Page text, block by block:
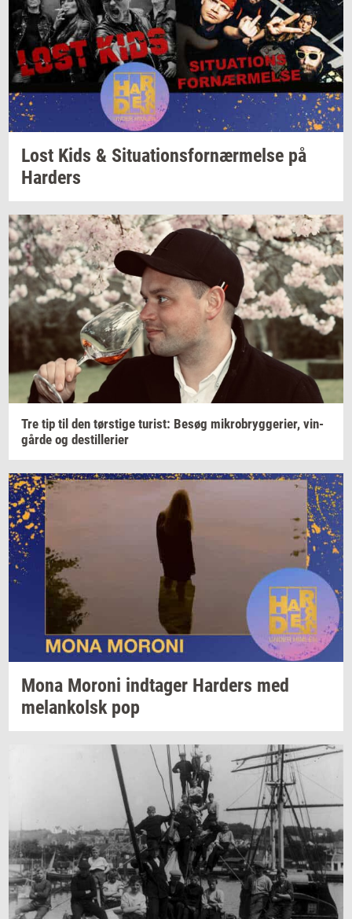
Lost Kids & Si­tu­a­tions­for­nær­mel­se på
Har­ders
Tre tip til den tørsti­ge turist: Besøg mi­kro­bryg­ge­ri­er, vin­
går­de og destil­le­ri­er
Mona Mor­o­ni ind­ta­ger Har­ders med
melan­kolskpop